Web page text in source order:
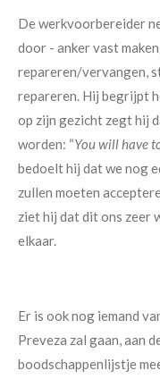
De werkvoorbereider
door - anker vast
repareren/vervangen,
repareren. Hij begrijpt
op zijn gezicht zegt hij
worden: “You will have
bedoelt hij dat we nog
zullen moeten
ziet hij dat dit ons zeer
elkaar.
Er is ook nog iemand
Preveza zal gaan, aan
boodschappenlijstje